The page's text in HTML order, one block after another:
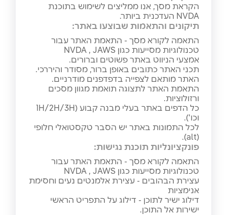
הקראת מסך, אנו ממליצים לשימוש בתוכנת
NVDA העדכנית ביותר.
תיקונים והתאמות שבוצעו באתר:
התאמה לקורא מסך - התאמת האתר עבור
טכנולוגיות מסייעות כגון NVDA , JAWS
אמצעי הניווט באתר פשוטים וברורים.
תכני האתר כתובים באופן ברור, מסודר והיררכי.
האתר מותאם לצפייה בדפדפנים מודרניים.
התאמת האתר לתצוגה תואמת מגוון מסכים
ורזולוציות.
כל הדפים באתר בעלי מבנה קבוע (1H/2H/3H
וכו').
לכל התמונות באתר יש הסבר טקסטואלי חלופי
(alt).
פונקציונליות תוכנת נגישות:
התאמה לקורא מסך - התאמת האתר עבור
טכנולוגיות מסייעות כגון NVDA , JAWS
עצירת הבהובים - עצירת אלמנטים נעים וחסימת
אנימציות
דילוג ישיר לתוכן - דילוג על התפריט הראשי
ישירות אל התוכן.